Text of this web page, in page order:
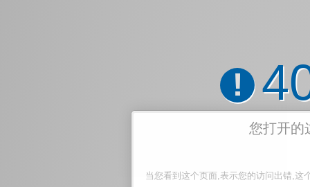
!
您打开的
当您看到这个页面,表示您的访问出错,这